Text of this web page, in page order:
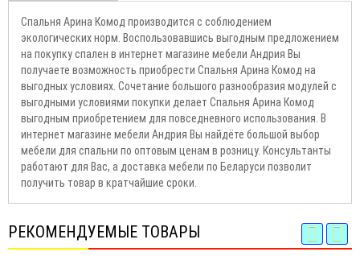
Спальня Арина Комод производится с соблюдением
экологических норм. Воспользовавшись выгодным предложением
на покупку спален в интернет магазине мебели Андрия Вы
получаете возможность приобрести Спальня Арина Комод на
выгодных условиях. Сочетание большого разнообразия модулей с
выгодными условиями покупки делает Спальня Арина Комод
выгодным приобретением для повседневного использования. В
интернет магазине мебели Андрия Вы найдёте большой выбор
мебели для спальни по оптовым ценам в розницу. Консультанты
работают для Вас, а доставка мебели по Беларуси позволит
получить товар в кратчайшие сроки.
РЕКОМЕНДУЕМЫЕ ТОВАРЫ